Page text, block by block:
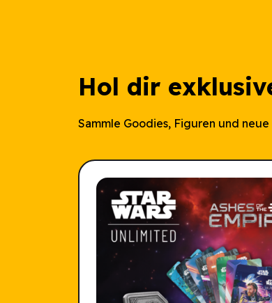
Hol dir
Sammle Goodies, Figuren und